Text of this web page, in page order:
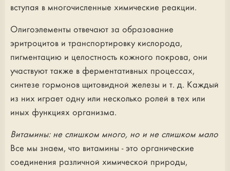
вступая в многочисленные химические реакции.
Олигоэлементы отвечают за образование
эритроцитов и транспортировку кислорода,
пигментацию и целостность кожного покрова, они
участвуют также в ферментативных процессах,
синтезе гормонов щитовидной железы и т. д. Каждый
из них играет одну или несколько ролей в тех или
иных функциях организма.
Витамины: не слишком много, но и не слишком мало
Все мы знаем, что витамины - это органические
соединения различной химической природы,